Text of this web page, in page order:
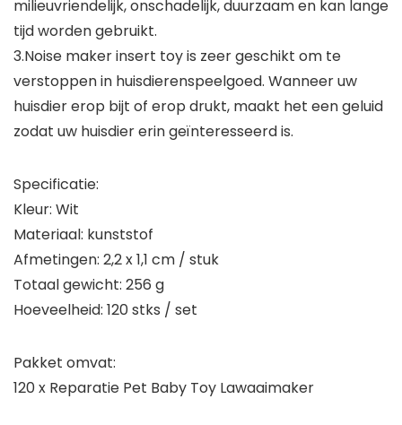
milieuvriendelijk, onschadelijk, duurzaam en kan lange
tijd worden gebruikt.
3.Noise maker insert toy is zeer geschikt om te
verstoppen in huisdierenspeelgoed. Wanneer uw
huisdier erop bijt of erop drukt, maakt het een geluid
zodat uw huisdier erin geïnteresseerd is.
Specificatie:
Kleur: Wit
Materiaal: kunststof
Afmetingen: 2,2 x 1,1 cm / stuk
Totaal gewicht: 256 g
Hoeveelheid: 120 stks / set
Pakket omvat:
120 x Reparatie Pet Baby Toy Lawaaimaker